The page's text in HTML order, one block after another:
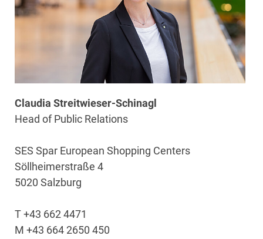
Claudia Streitwieser-Schinagl
Head of Public Relations
SES Spar European Shopping Centers
Söllheimerstraße 4
5020 Salzburg
T +43 662 4471
M +43 664 2650 450